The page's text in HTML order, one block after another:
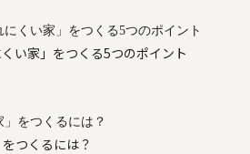
い家」をつくる5つのポイント
つくるには？